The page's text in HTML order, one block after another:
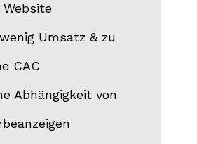
Website
Umsatz & zu
CAC
Abhängigkeit von